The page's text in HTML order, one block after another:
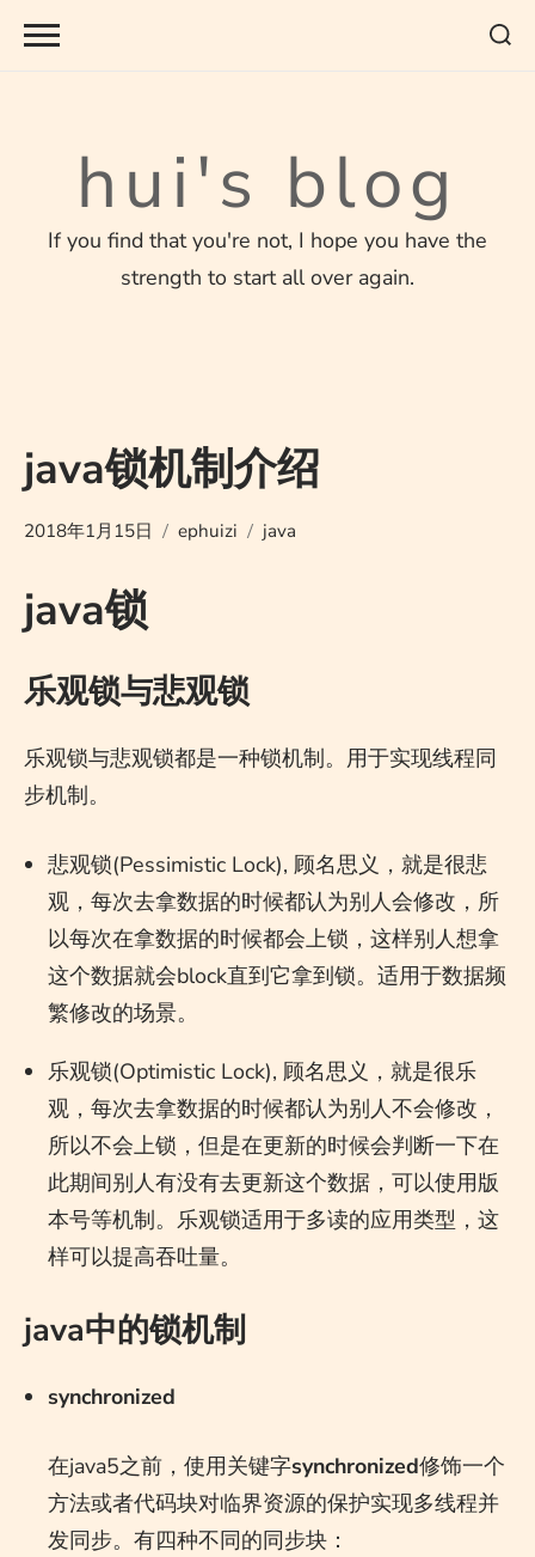
Skip
hui's blog
If you find that you're not, I hope you have the
strength to start all over again.
java锁机制介绍
2018年1月15日 ephuizi java
java锁
乐观锁与悲观锁
乐观锁与悲观锁都是一种锁机制。用于实现线程同
步机制。
悲观锁(Pessimistic Lock), 顾名思义，就是很悲
观，每次去拿数据的时候都认为别人会修改，所
以每次在拿数据的时候都会上锁，这样别人想拿
这个数据就会block直到它拿到锁。适用于数据频
繁修改的场景。
乐观锁(Optimistic Lock), 顾名思义，就是很乐
观，每次去拿数据的时候都认为别人不会修改，
所以不会上锁，但是在更新的时候会判断一下在
此期间别人有没有去更新这个数据，可以使用版
本号等机制。乐观锁适用于多读的应用类型，这
样可以提高吞吐量。
java中的锁机制
synchronized
在java5之前，使用关键字synchronized修饰一个
方法或者代码块对临界资源的保护实现多线程并
发同步。有四种不同的同步块：